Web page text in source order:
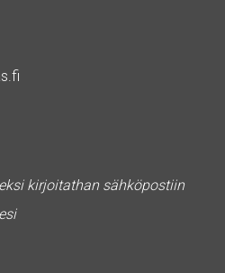
kirjoitathan sähköpostiin